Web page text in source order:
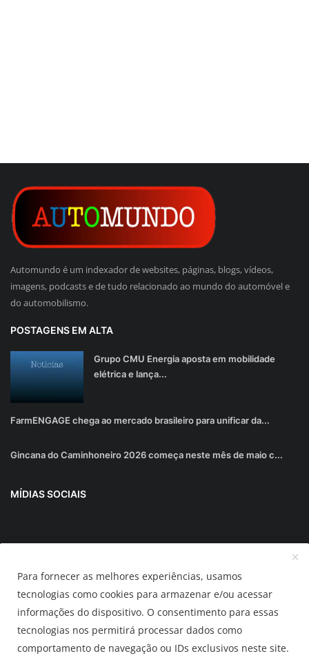
Automundo é um indexador de websites, páginas, blogs, vídeos,
imagens, podcasts e de tudo relacionado ao mundo do automóvel e
do automobilismo.
POSTAGENS EM ALTA
Grupo CMU Energia aposta em mobilidade
elétrica e lança...
FarmENGAGE chega ao mercado brasileiro para unificar da...
Gincana do Caminhoneiro 2026 começa neste mês de maio c...
MÍDIAS SOCIAIS
Inscrever-se
AUTOMUNDO.com.br
Para fornecer as melhores experiências, usamos
tecnologias como cookies para armazenar e/ou acessar
informações do dispositivo. O consentimento para essas
tecnologias nos permitirá processar dados como
comportamento de navegação ou IDs exclusivos neste site.